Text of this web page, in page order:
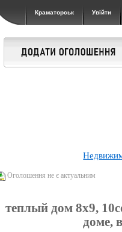
Краматорськ Увійти
Оголошення не є актуальним
теплый дом 8х9,
доме,